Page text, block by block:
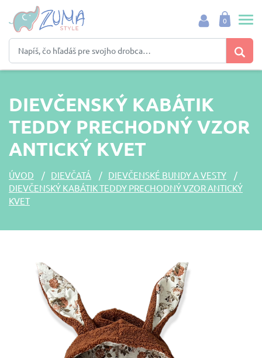
0
DIEVČENSKÝ KABÁTIK
TEDDY PRECHODNÝ VZOR
ANTICKÝ KVET
ÚVOD DIEVČATÁ
DIEVČENSKÉ BUNDY A VESTY
DIEVČENSKÝ KABÁTIK TEDDY PRECHODNÝ VZOR ANTICKÝ
KVET